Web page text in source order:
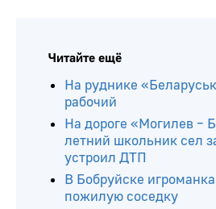
Читайте ещё
На руднике
рабочий
На дороге «Могилев –
летний школьник сел
устроил ДТП
В Бобруйске
пожилую соседку